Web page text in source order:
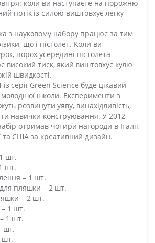
коли ви наступаєте на порожню
потік із силою виштовхує легку
з науковому набору працює за тим
що і пістолет. Коли ви
порох усередині пістолета
високий тиск, який виштовхує кулю
швидкості.
серії Green Science буде цікавий
молодшої школи. Експерименти з
розвинути уяву, винахідливість,
навички конструювання. У 2012-
отримав чотири нагороди в Італії,
та США за креативний дизайн.
шт.
шт.
– 1 шт.
пляшки – 2 шт.
– 2 шт.
1 шт.
1 шт.
шт.
шт.